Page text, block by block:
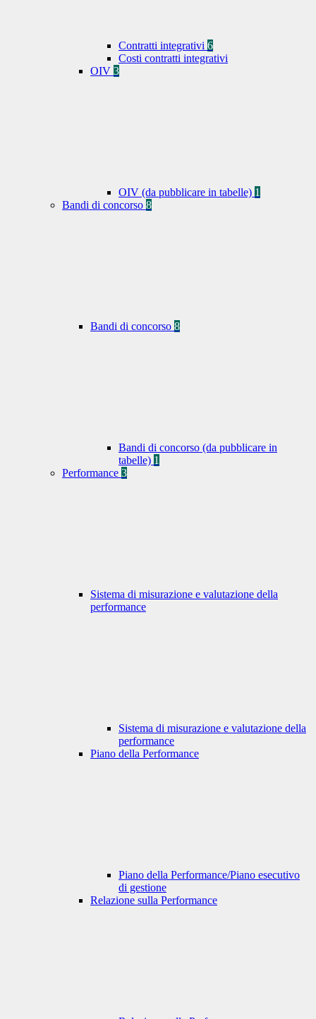
Contratti integrativi 6
Costi contratti integrativi
OIV 3
OIV (da pubblicare in tabelle) 1
Bandi di concorso 8
Bandi di concorso 8
Bandi di concorso (da pubblicare in
tabelle) 1
Performance 3
Sistema di misurazione e valutazione della
performance
Sistema di misurazione e valutazione della
performance
Piano della Performance
Piano della Performance/Piano esecutivo
di gestione
Relazione sulla Performance